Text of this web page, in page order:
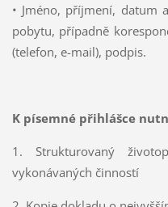
• Jméno, příjmení, datum
pobytu, případně
(telefon, e-mail), podpis.
K písemné přihlášce
1. Strukturovaný
vykonávaných činností